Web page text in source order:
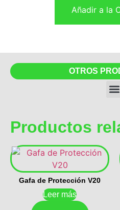
Añadir a la
OTROS
Productos
Gafa de Protección V20
Leer más